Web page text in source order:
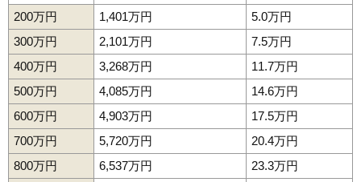
200万円
1,401万円
5.0万円
300万円
2,101万円
7.5万円
400万円
3,268万円
11.7万円
500万円
4,085万円
14.6万円
600万円
4,903万円
17.5万円
700万円
5,720万円
20.4万円
800万円
6,537万円
23.3万円